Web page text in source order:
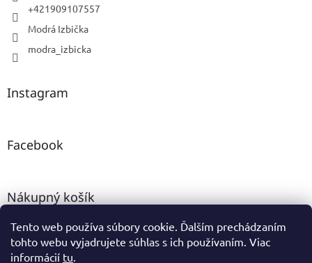
Tento web používa súbory cookie. Ďalším prechádzaním
tohto webu vyjadrujete súhlas s ich používaním. Viac
informácií tu.
+421909107557
Modrá Izbička
modra_izbicka
Instagram
Facebook
Nákupný košík
0 KS /0 €